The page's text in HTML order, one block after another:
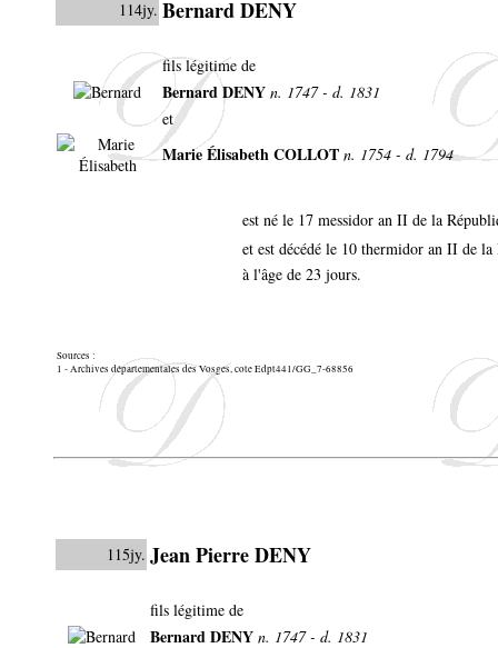
114jy. Bernard DENY
fils légitime de
Bernard DENY n. 1747 - d. 1831
et
Marie Élisabeth COLLOT n. 1754 - d. 1794
est né le 17 messidor an II de la
et est décédé le 10 thermidor an II de
à l'âge de 23 jours.
Sources :
1 - Archives départementales des Vosges, cote Edpt441/GG_7-68856
115jy. Jean Pierre DENY
fils légitime de
Bernard DENY n. 1747 - d. 1831